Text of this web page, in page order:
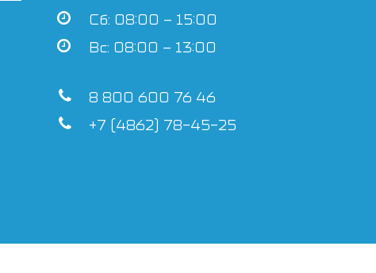
Сб: 08:00 – 15:00
Вс: 08:00 – 13:00
8 800 600 76 46
+7 (4862) 78-45-25